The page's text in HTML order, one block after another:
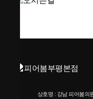
상호명 : 강남 피어봄의